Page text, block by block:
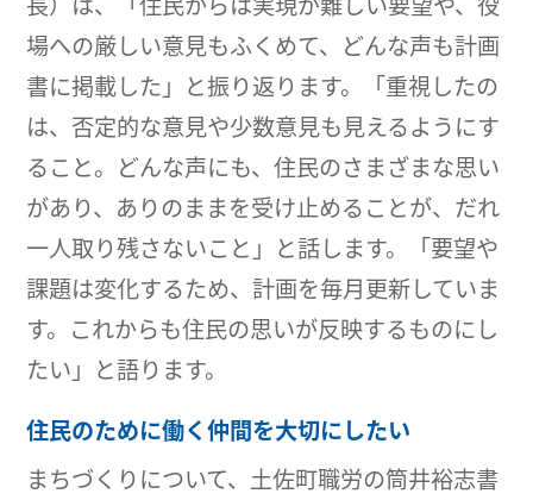
場への厳しい意見もふくめて、どんな声も計画
書に掲載した」と振り返ります。「重視したの
は、否定的な意見や少数意見も見えるようにす
ること。どんな声にも、住民のさまざまな思い
があり、ありのままを受け止めることが、だれ
一人取り残さないこと」と話します。「要望や
課題は変化するため、計画を毎月更新していま
す。これからも住民の思いが反映するものにし
たい」と語ります。
住民のために働く仲間を大切にしたい
まちづくりについて、土佐町職労の筒井裕志書